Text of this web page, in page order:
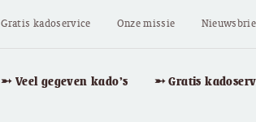
Gratis kadoservice Onze missie
➵ Veel gegeven kado’s ➵ Gratis